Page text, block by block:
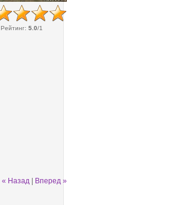
Рейтинг: 5.0/1
« Назад Вперед »